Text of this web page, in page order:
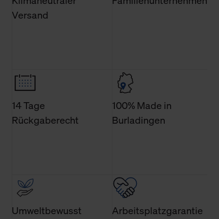
allgemeine Informationen über Cookies einsehen. Über
Wirkung für die Zukunft widerrufen. Der Widerruf der
Einwilligung hat jedoch keine Auswirkung auf die
bisherigen Einstellungen und die damit verbundene
Verwendung der Cookies sowie die bis zum Zeitpunkt der
Änderung gesammelten Daten.
Versand
14 Tage
Rückgaberecht
100% Made in
Burladingen
Umweltbewusst Arbeitsplatzgarantie